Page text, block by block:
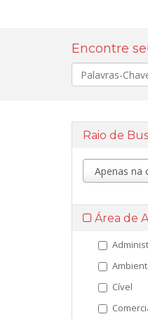
Encontre
Palavra-
chave
Raio de
Área de
Cível